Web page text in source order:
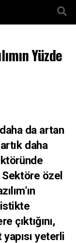
Yüzde
da artan
daha
Sektöre özel
çıktığını,
yeterli